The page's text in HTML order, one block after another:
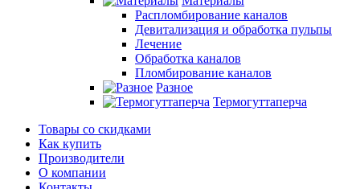
Распломбирование каналов
Девитализация и обработка пульпы
Лечение
Обработка каналов
Пломбирование каналов
Разное
Термогуттаперча
Товары со скидками
Как купить
Производители
О компании